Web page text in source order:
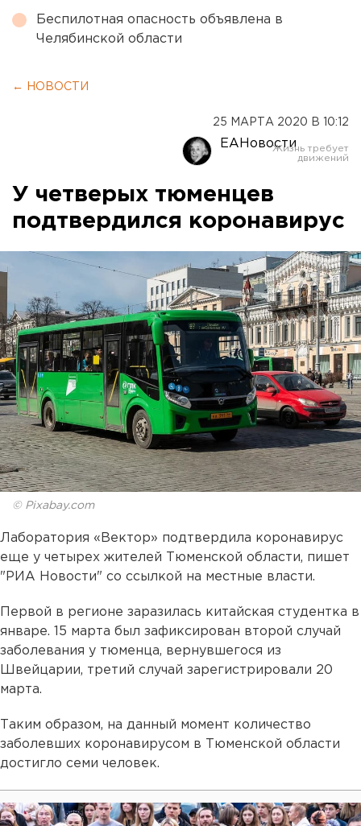
Беспилотная опасность объявлена в
Челябинской области
← НОВОСТИ
25 МАРТА 2020 В 10:12
ЕАНовости
У четверых тюменцев
подтвердился коронавирус
© Pixabay.com
Лаборатория «Вектор» подтвердила коронавирус
еще у четырех жителей Тюменской области, пишет
"РИА Новости" со ссылкой на местные власти.
Первой в регионе заразилась китайская студентка в
январе. 15 марта был зафиксирован второй случай
заболевания у тюменца, вернувшегося из
Швейцарии, третий случай зарегистрировали 20
марта.
Таким образом, на данный момент количество
заболевших коронавирусом в Тюменской области
достигло семи человек.